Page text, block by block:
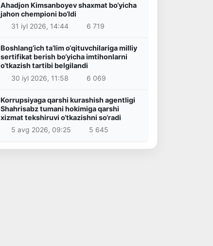
Ahadjon Kimsanboyev shaxmat bo‘yicha
jahon chempioni bo‘ldi
31 iyl 2026, 14:44
6 719
Boshlang‘ich ta’lim o‘qituvchilariga milliy
sertifikat berish bo‘yicha imtihonlarni
o‘tkazish tartibi belgilandi
30 iyl 2026, 11:58
6 069
Korrupsiyaga qarshi kurashish agentligi
Shahrisabz tumani hokimiga qarshi
xizmat tekshiruvi o‘tkazishni so‘radi
5 avg 2026, 09:25
5 645